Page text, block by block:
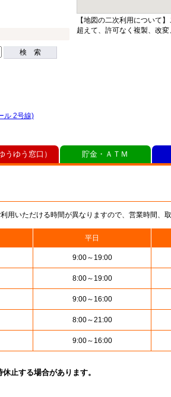
検 索
ル 2号線)
【地図の二次利用について
超えて、許可なく複製、改
用いただける時間が異なりますので、営業時間、
平日
9:00～19:00
8:00～19:00
9:00～16:00
8:00～21:00
9:00～16:00
止する場合があります。
うゆう窓口） 貯金・ＡＴＭ